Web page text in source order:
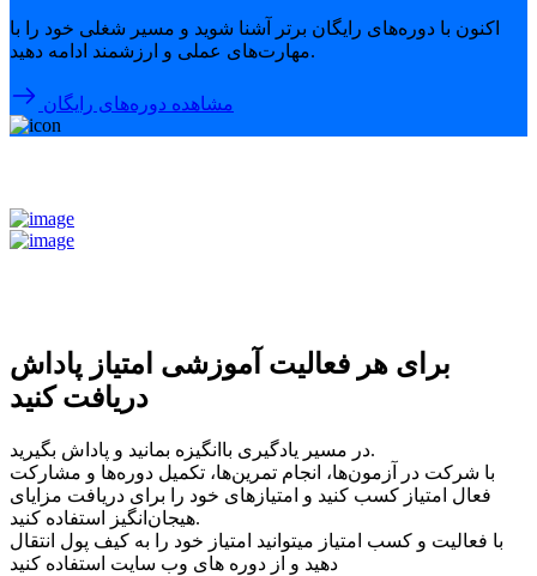
اکنون با دوره‌های رایگان برتر آشنا شوید و مسیر شغلی خود را با
مهارت‌های عملی و ارزشمند ادامه دهید.
مشاهده دوره‌های رایگان
برای هر فعالیت آموزشی امتیاز پاداش
دریافت کنید
در مسیر یادگیری باانگیزه بمانید و پاداش بگیرید.
با شرکت در آزمون‌ها، انجام تمرین‌ها، تکمیل دوره‌ها و مشارکت
فعال امتیاز کسب کنید و امتیازهای خود را برای دریافت مزایای
هیجان‌انگیز استفاده کنید.
با فعالیت و کسب امتیاز میتوانید امتیاز خود را به کیف پول انتقال
دهید و از دوره های وب سایت استفاده کنید